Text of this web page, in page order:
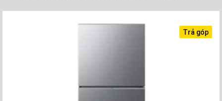
Trả góp